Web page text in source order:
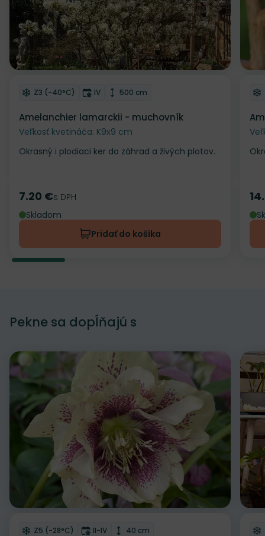
Odober do zoznamu želaní
Mrazuvzdornosť
Z3 (-40°C) Doba kvitnutia
IV Výška rastliny
500 cm
Amelanchier lamarckii - muchovník
Veľkosť kvetináča: K9x9 cm
Okrasný i plodiaci ker do záhrad a živých plotov.
Cena
7.20 €s DPH
Skladom
Pridať do košíka
Pekne sa dopĺňajú s
Odober do zoznamu želaní
Mrazuvzdornosť
Z5 (-28°C) Doba kvitnutia
II-IV Výška rastliny
40 cm